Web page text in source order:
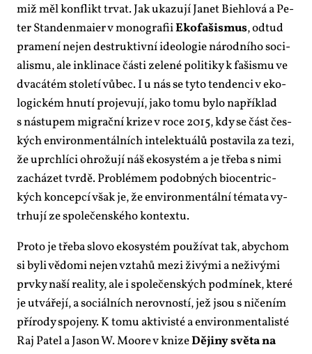
miž měl kon­flikt tr­vat. Jak uka­zu­jí Ja­net Bieh­lo­vá a Pe­
ter Stan­de­n­maier v mo­no­gra­fiiEko­fa­šis­mus, od­tud
pra­me­ní nejen de­struk­tiv­ní ide­o­lo­gie ná­rod­ní­ho so­ci­
a­lis­mu, ale in­kli­na­ce čás­ti ze­le­né po­li­ti­ky k fa­šis­mu ve
dva­cá­tém sto­le­tí vů­bec. I u nás se ty­to ten­den­ci v eko­
lo­gic­kém hnu­tí pro­je­vu­jí, ja­ko to­mu by­lo na­pří­klad
s ná­stu­pem mi­grač­ní kri­ze v ro­ce 2015, kdy se část čes­
kých en­vi­ron­men­tál­ních in­te­lek­tu­á­lů po­sta­vi­la za te­zi,
že uprchlí­ci ohro­žu­jí náš eko­sys­tém a je tře­ba s ni­mi
za­chá­zet tvr­dě. Pro­blé­mem po­dob­ných bi­o­cen­t­ric­
kých kon­cep­cí však je, že en­vi­ron­men­tál­ní té­ma­ta vy­
tr­hu­jí ze spo­le­čen­ské­ho kon­tex­tu.
Pro­to je tře­ba slo­vo eko­sys­tém po­u­ží­vat tak, abychom
si by­li vě­do­mi nejen vzta­hů me­zi ži­vý­mi a ne­ži­vý­mi
prv­ky na­ší re­a­li­ty, ale i spo­le­čen­ských pod­mí­nek, kte­ré
je utvá­ře­jí, a so­ci­ál­ních ne­rov­nos­tí, jež jsou s ni­če­ním
pří­ro­dy spo­je­ny. K to­mu ak­ti­vis­té a en­vi­ron­men­ta­lis­té
Raj Pa­tel a Ja­son W. Mo­o­re v kni­zeDě­ji­ny svě­ta na